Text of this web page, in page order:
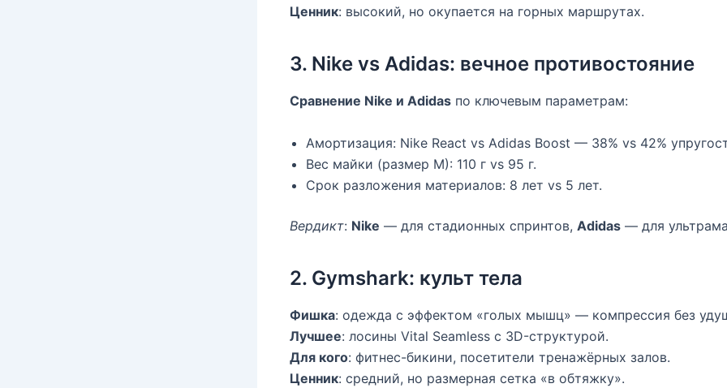
Ценник: высокий, но окупается на горных маршрутах.
3. Nike vs Adidas: вечное противостояние
Сравнение Nike и Adidas по ключевым параметрам:
Амортизация: Nike React vs Adidas Boost — 38% vs 42%
Вес майки (размер M): 110 г vs 95 г.
Срок разложения материалов: 8 лет vs 5 лет.
Вердикт: Nike — для стадионных спринтов, Adidas — для
2. Gymshark: культ тела
Фишка: одежда с эффектом «голых мышц» — компрессия без
Лучшее: лосины Vital Seamless с 3D-структурой.
Для кого: фитнес-бикини, посетители тренажёрных залов.
Ценник: средний, но размерная сетка «в обтяжку».